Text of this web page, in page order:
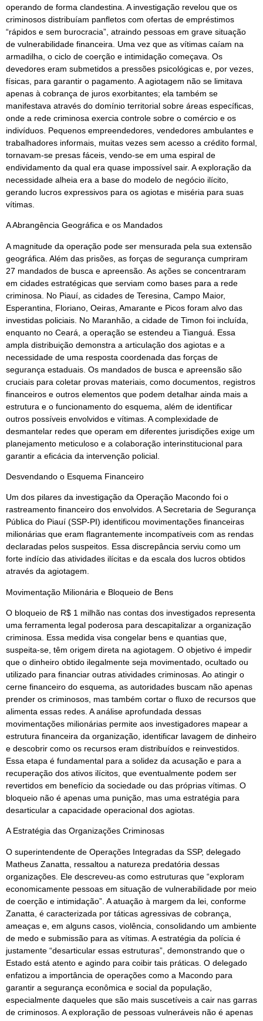
operando de forma clandestina. A investigação revelou que os
criminosos distribuíam panfletos com ofertas de empréstimos
“rápidos e sem burocracia”, atraindo pessoas em grave situação
de vulnerabilidade financeira. Uma vez que as vítimas caíam na
armadilha, o ciclo de coerção e intimidação começava. Os
devedores eram submetidos a pressões psicológicas e, por vezes,
físicas, para garantir o pagamento. A agiotagem não se limitava
apenas à cobrança de juros exorbitantes; ela também se
manifestava através do domínio territorial sobre áreas específicas,
onde a rede criminosa exercia controle sobre o comércio e os
indivíduos. Pequenos empreendedores, vendedores ambulantes e
trabalhadores informais, muitas vezes sem acesso a crédito formal,
tornavam-se presas fáceis, vendo-se em uma espiral de
endividamento da qual era quase impossível sair. A exploração da
necessidade alheia era a base do modelo de negócio ilícito,
gerando lucros expressivos para os agiotas e miséria para suas
vítimas.
A Abrangência Geográfica e os Mandados
A magnitude da operação pode ser mensurada pela sua extensão
geográfica. Além das prisões, as forças de segurança cumpriram
27 mandados de busca e apreensão. As ações se concentraram
em cidades estratégicas que serviam como bases para a rede
criminosa. No Piauí, as cidades de Teresina, Campo Maior,
Esperantina, Floriano, Oeiras, Amarante e Picos foram alvo das
investidas policiais. No Maranhão, a cidade de Timon foi incluída,
enquanto no Ceará, a operação se estendeu a Tianguá. Essa
ampla distribuição demonstra a articulação dos agiotas e a
necessidade de uma resposta coordenada das forças de
segurança estaduais. Os mandados de busca e apreensão são
cruciais para coletar provas materiais, como documentos, registros
financeiros e outros elementos que podem detalhar ainda mais a
estrutura e o funcionamento do esquema, além de identificar
outros possíveis envolvidos e vítimas. A complexidade de
desmantelar redes que operam em diferentes jurisdições exige um
planejamento meticuloso e a colaboração interinstitucional para
garantir a eficácia da intervenção policial.
Desvendando o Esquema Financeiro
Um dos pilares da investigação da Operação Macondo foi o
rastreamento financeiro dos envolvidos. A Secretaria de Segurança
Pública do Piauí (SSP-PI) identificou movimentações financeiras
milionárias que eram flagrantemente incompatíveis com as rendas
declaradas pelos suspeitos. Essa discrepância serviu como um
forte indício das atividades ilícitas e da escala dos lucros obtidos
através da agiotagem.
Movimentação Milionária e Bloqueio de Bens
O bloqueio de R$ 1 milhão nas contas dos investigados representa
uma ferramenta legal poderosa para descapitalizar a organização
criminosa. Essa medida visa congelar bens e quantias que,
suspeita-se, têm origem direta na agiotagem. O objetivo é impedir
que o dinheiro obtido ilegalmente seja movimentado, ocultado ou
utilizado para financiar outras atividades criminosas. Ao atingir o
cerne financeiro do esquema, as autoridades buscam não apenas
prender os criminosos, mas também cortar o fluxo de recursos que
alimenta essas redes. A análise aprofundada dessas
movimentações milionárias permite aos investigadores mapear a
estrutura financeira da organização, identificar lavagem de dinheiro
e descobrir como os recursos eram distribuídos e reinvestidos.
Essa etapa é fundamental para a solidez da acusação e para a
recuperação dos ativos ilícitos, que eventualmente podem ser
revertidos em benefício da sociedade ou das próprias vítimas. O
bloqueio não é apenas uma punição, mas uma estratégia para
desarticular a capacidade operacional dos agiotas.
A Estratégia das Organizações Criminosas
O superintendente de Operações Integradas da SSP, delegado
Matheus Zanatta, ressaltou a natureza predatória dessas
organizações. Ele descreveu-as como estruturas que “exploram
economicamente pessoas em situação de vulnerabilidade por meio
de coerção e intimidação”. A atuação à margem da lei, conforme
Zanatta, é caracterizada por táticas agressivas de cobrança,
ameaças e, em alguns casos, violência, consolidando um ambiente
de medo e submissão para as vítimas. A estratégia da polícia é
justamente “desarticular essas estruturas”, demonstrando que o
Estado está atento e agindo para coibir tais práticas. O delegado
enfatizou a importância de operações como a Macondo para
garantir a segurança econômica e social da população,
especialmente daqueles que são mais suscetíveis a cair nas garras
de criminosos. A exploração de pessoas vulneráveis não é apenas